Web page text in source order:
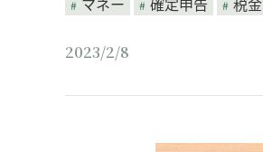
2023/2/8